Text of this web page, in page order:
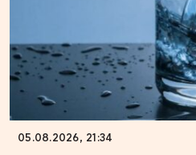
05.08.2026, 21:34